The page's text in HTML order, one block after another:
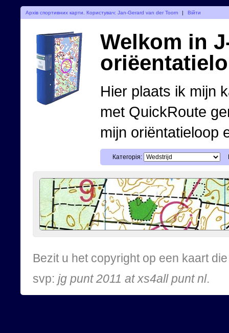
Архів спортивних карти. Користувач: Jan-Gerard van der Toorn | Війти
Welkom in
Hier plaats ik mijn
met QuickRoute
mijn oriëntatieloop
Категорія:
Bezit u het copyright op een kaart
svp: jg punt 2011 at xs4all punt nl.